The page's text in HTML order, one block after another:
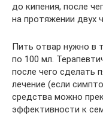
до кипения, после
на протяжении двух
Пить отвар нужно в
по 100 мл.
после чего сделать
лечение (если
средства можно
эффективности к